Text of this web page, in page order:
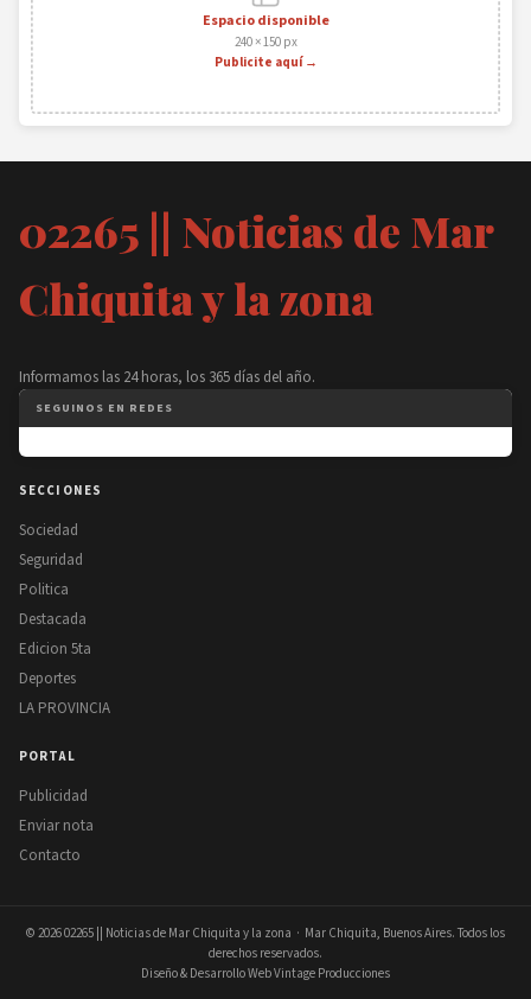
Espacio disponible
240 × 150 px
Publicite aquí →
02265 || Noticias de Mar
Chiquita y la zona
Informamos las 24 horas, los 365 días del año.
SEGUINOS EN REDES
SECCIONES
Sociedad
Seguridad
Politica
Destacada
Edicion 5ta
Deportes
LA PROVINCIA
PORTAL
Publicidad
Enviar nota
Contacto
© 202602265 || Noticias de Mar Chiquita y la zona · Mar Chiquita, Buenos Aires. Todos los
derechos reservados.
Diseño & Desarrollo Web Vintage Producciones